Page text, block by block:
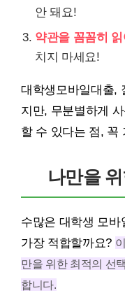
안 돼요!
약관을 꼼꼼히
치지 마세요!
대학생모바일대출,
지만, 무분별하게
할 수 있다는 점, 꼭
나만을
수많은 대학생 모바
가장 적합할까요?
만을 위한 최적의 선
합니다.